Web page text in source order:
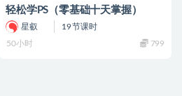
轻松学PS（零基础十天掌握）
星叡
19节课时
50小时
799